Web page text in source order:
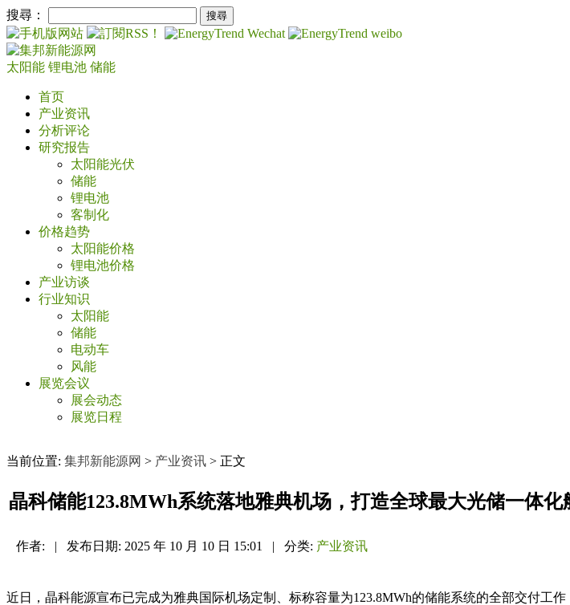
搜尋：
太阳能 锂电池 储能
首页
产业资讯
分析评论
研究报告
太阳能光伏
储能
锂电池
客制化
价格趋势
太阳能价格
锂电池价格
产业访谈
行业知识
太阳能
储能
电动车
风能
展览会议
展会动态
展览日程
当前位置: 集邦新能源网 > 产业资讯 > 正文
晶科储能123.8MWh系统落地雅典机场，打造全球最大光储一体化
作者: | 发布日期: 2025 年 10 月 10 日 15:01 | 分类: 产业资讯
近日，晶科能源宣布已完成为雅典国际机场定制、标称容量为123.8MWh的储能系统的全部交付工